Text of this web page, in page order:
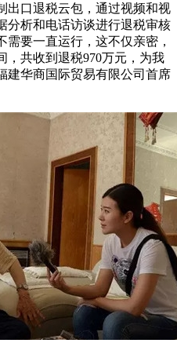
出口退税云包，通过视频和视
分析和电话访谈进行退税审核
要一直运行，这不仅亲密，
，共收到退税970万元，为我
建华商国际贸易有限公司首席